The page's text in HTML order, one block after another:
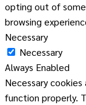
opting out of
browsing
Necessary
Necessary
Always Enabled
Necessary
function properly.